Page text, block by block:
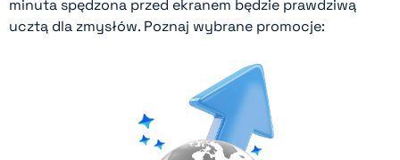
minuta spędzona przed ekranem będzie prawdziwą
ucztą dla zmysłów. Poznaj wybrane promocje:
miesięcy nasi Abonenci cieszą się najszybszym
internetem światłowodowym w całym województwie
Mazowieckim.